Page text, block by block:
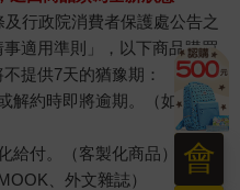
行政院消費者保護處公告之
事適用準則」，以下商品購買
提供7天的猶豫期：
解約時即將逾期。（如：生
給付。（客製化商品）
、外文雜誌）
會